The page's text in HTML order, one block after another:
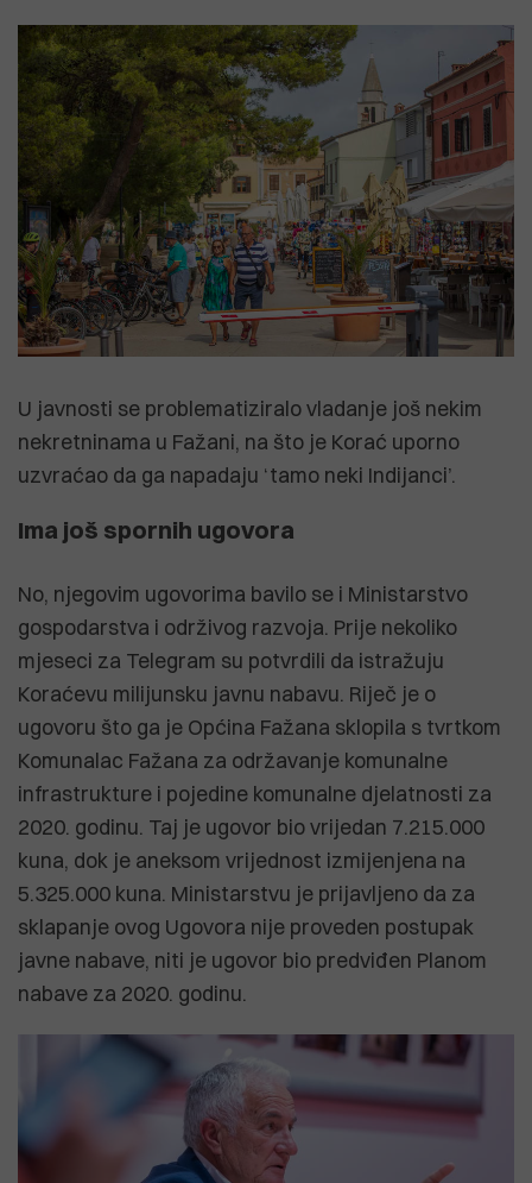
U javnosti se problematiziralo vladanje još nekim
nekretninama u Fažani, na što je Korać uporno
uzvraćao da ga napadaju ‘tamo neki Indijanci’.
Ima još spornih ugovora
No, njegovim ugovorima bavilo se i Ministarstvo
gospodarstva i održivog razvoja. Prije nekoliko
mjeseci za Telegram su potvrdili da istražuju
Koraćevu milijunsku javnu nabavu. Riječ je o
ugovoru što ga je Općina Fažana sklopila s tvrtkom
Komunalac Fažana za održavanje komunalne
infrastrukture i pojedine komunalne djelatnosti za
2020. godinu. Taj je ugovor bio vrijedan 7.215.000
kuna, dok je aneksom vrijednost izmijenjena na
5.325.000 kuna. Ministarstvu je prijavljeno da za
sklapanje ovog Ugovora nije proveden postupak
javne nabave, niti je ugovor bio predviđen Planom
nabave za 2020. godinu.